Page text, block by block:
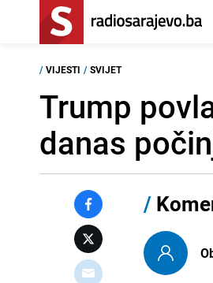
/ VIJESTI / SVIJET
Trump
danas
/